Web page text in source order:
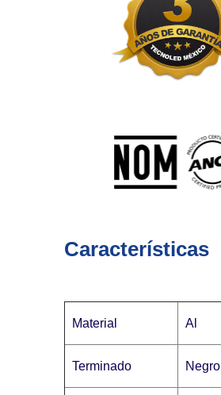
Características
Material Al
Terminado Negro